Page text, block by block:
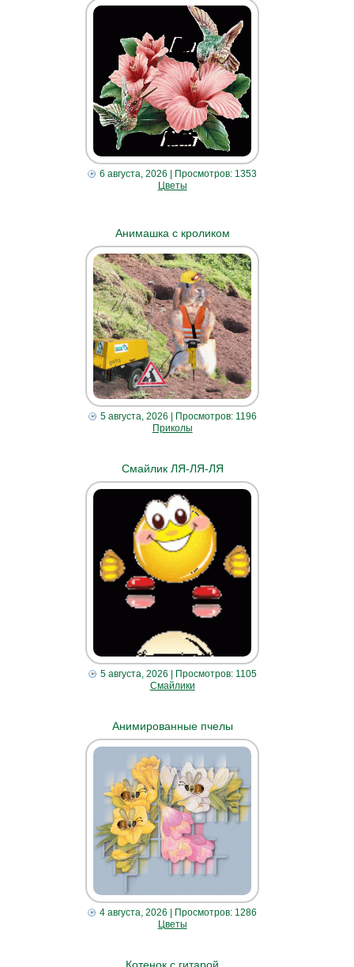
6 августа, 2026 | Просмотров: 1353
Цветы
Анимашка с кроликом
5 августа, 2026 | Просмотров: 1196
Приколы
Смайлик ЛЯ-ЛЯ-ЛЯ
5 августа, 2026 | Просмотров: 1105
Смайлики
Анимированные пчелы
4 августа, 2026 | Просмотров: 1286
Цветы